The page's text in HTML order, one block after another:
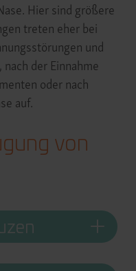
Hier sind größere
treten eher bei
und
der Einnahme
oder nach
auf.
von